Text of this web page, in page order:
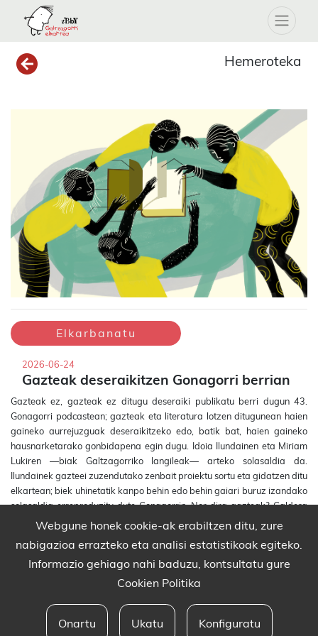
Hemeroteka
Elkarbanatu
2026-06-24
Gazteak deseraikitzen Gonagorri berrian
Gazteak ez, gazteak ez ditugu deseraiki publikatu berri dugun 43.
Gonagorri podcastean; gazteak eta literatura lotzen ditugunean haien
gaineko aurrejuzguak deseraikitzeko edo, batik bat, haien gaineko
hausnarketarako gonbidapena egin dugu. Idoia Ilundainen eta Miriam
Lukiren —biak Galtzagorriko langileak— arteko solasaldia da.
Ilundainek gazteei zuzendutako zenbait proiektu sortu eta gidatzen ditu
elkartean; biek uhinetatik kanpo behin edo behin gaiari buruz izandako
solasaldia erreproduzitu dute Gonagorrin. Nor dira gazteak? Galdera
bera zilegi al da? Irakurtzen dute? Nola irakurtzen dute? Zer diogu
helduok gazteei buruz?
Solasaldiaz gain, Mara Aranbururen eta Lore Agirrezabalen liburu
gomendioak eta Nerea Ariznabarretaren ipuina txirula eta guzti.
Webgune honek cookie-ak erabiltzen ditu, zure
nabigazioa errazteko eta analisi estatistikoak egiteko.
Informazio gehiago nahi baduzu, kontsultatu gure
Cookien Politika
Onartu Ukatu Konfiguratu